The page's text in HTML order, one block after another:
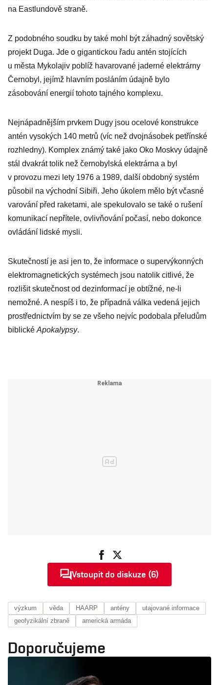
na Eastlundově straně.
Z podobného soudku by také mohl být záhadný sovětský
projekt Duga. Jde o gigantickou řadu antén stojících
u města Mykolajiv poblíž havarované jaderné elektrárny
Černobyl, jejímž hlavním posláním údajně bylo
zásobování energií tohoto tajného komplexu.
Nejnápadnějším prvkem Dugy jsou ocelové konstrukce
antén vysokých 140 metrů (víc než dvojnásobek petřínské
rozhledny). Komplex známý také jako Oko Moskvy údajně
stál dvakrát tolik než černobylská elektrárna a byl
v provozu mezi lety 1976 a 1989, další obdobný systém
působil na východní Sibiři. Jeho úkolem mělo být včasné
varování před raketami, ale spekulovalo se také o rušení
komunikací nepřítele, ovlivňování počasí, nebo dokonce
ovládání lidské mysli.
Skutečností je asi jen to, že informace o supervýkonných
elektro­magnetických systémech jsou natolik citlivé, že
rozlišit skutečnost od dezinformací je obtížné, ne-li
nemožné. A nespíš i to, že případná válka vedená jejich
prostřednictvím by se ze všeho nejvíc podobala přeludům
biblické ­Apokalypsy.
Vstoupit do diskuze (6)
výzkum věda HAARP antény
utajované informace
geofyzikální zbraně
americká armáda
Doporučujeme